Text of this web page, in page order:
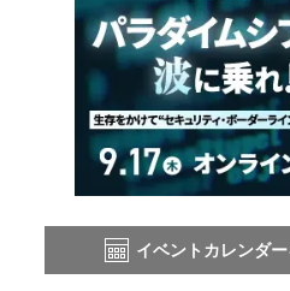
イベントカレンダ